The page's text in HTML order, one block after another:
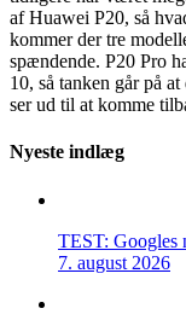
af Huawei P20, så
kommer der tre
spændende. P20 Pro
10, så tanken går på
ser ud til at komme
Nyeste indlæg
TEST: Googles
7. august 2026